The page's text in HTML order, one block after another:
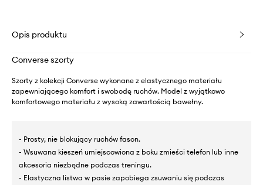
Opis produktu
Converse szorty
Szorty z kolekcji Converse wykonane z elastycznego materiału
zapewniającego komfort i swobodę ruchów. Model z wyjątkowo
komfortowego materiału z wysoką zawartością bawełny.
- Prosty, nie blokujący ruchów fason.
- Wsuwana kieszeń umiejscowiona z boku zmieści telefon lub inne
akcesoria niezbędne podczas treningu.
- Elastyczna listwa w pasie zapobiega zsuwaniu się podczas